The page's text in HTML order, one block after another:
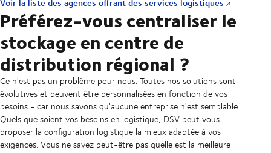
Voir la liste des agences offrant des services logistiques
Préférez-vous centraliser le
stockage en centre de
distribution régional ?
Ce n'est pas un problème pour nous. Toutes nos solutions sont
évolutives et peuvent être personnalisées en fonction de vos
besoins - car nous savons qu'aucune entreprise n'est semblable.
Quels que soient vos besoins en logistique, DSV peut vous
proposer la configuration logistique la mieux adaptée à vos
exigences. Vous ne savez peut-être pas quelle est la meilleure